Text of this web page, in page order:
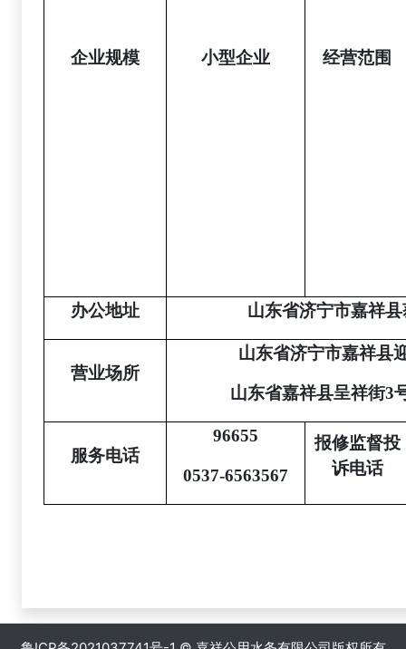
企业规模 小型企业 经营范围
办公地址 山东省济宁市嘉祥
营业场所
山东省济宁市嘉祥县
山东省嘉祥县呈祥街3
服务电话
96655
0537-6563567
报修监督投
诉电话